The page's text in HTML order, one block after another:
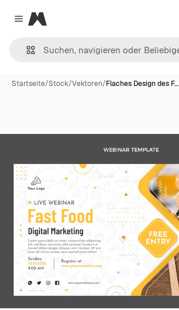
Close menu
Magnific
Startseite/Stock/Vektoren/Flaches Design des F…